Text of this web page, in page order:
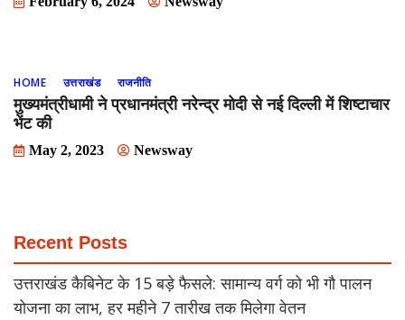
HOME उत्तराखंड राजनीति
मुख्यमंत्रीधामी ने प्रधानमंत्री नरेन्द्र मोदी से नई दिल्ली में शिष्टाचार
भेंट की
May 2, 2023 Newsway
Recent Posts
उत्तराखंड कैबिनेट के 15 बड़े फैसले: सामान्य वर्ग को भी गौ पालन
योजना का लाभ, हर महीने 7 तारीख तक मिलेगा वेतन